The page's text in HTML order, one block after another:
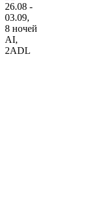
26.08 -
03.09,
8 ночей
AI,
2ADL